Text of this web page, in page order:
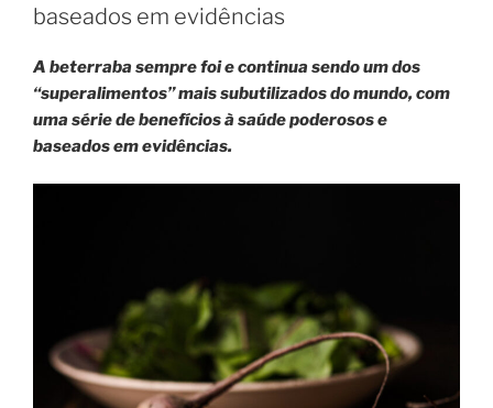
baseados em evidências
A beterraba sempre foi e continua sendo um dos
“superalimentos” mais subutilizados do mundo, com
uma série de benefícios à saúde poderosos e
baseados em evidências.